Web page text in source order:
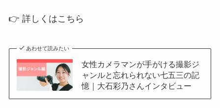
👉 詳しくはこちら
あわせて読みたい
女性カメラマンが手がける撮影ジ
ャンルと忘れられない七五三の記
憶｜大石彩乃さんインタビュー